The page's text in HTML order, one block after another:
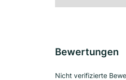
Bewertungen
Nicht verifizierte